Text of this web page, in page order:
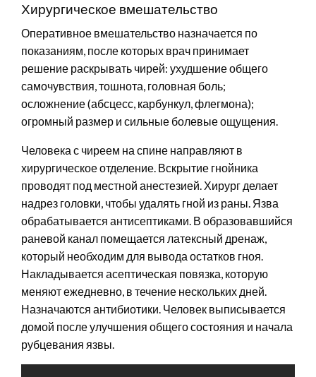
Хирургическое вмешательство
Оперативное вмешательство назначается по
показаниям, после которых врач принимает
решение раскрывать чирей: ухудшение общего
самочувствия, тошнота, головная боль;
осложнение (абсцесс, карбункул, флегмона);
огромный размер и сильные болевые ощущения.
Человека с чиреем на спине направляют в
хирургическое отделение. Вскрытие гнойника
проводят под местной анестезией. Хирург делает
надрез головки, чтобы удалять гной из раны. Язва
обрабатывается антисептиками. В образовавшийся
раневой канал помещается латексный дренаж,
который необходим для вывода остатков гноя.
Накладывается асептическая повязка, которую
меняют ежедневно, в течение нескольких дней.
Назначаются антибиотики. Человек выписывается
домой после улучшения общего состояния и начала
рубцевания язвы.